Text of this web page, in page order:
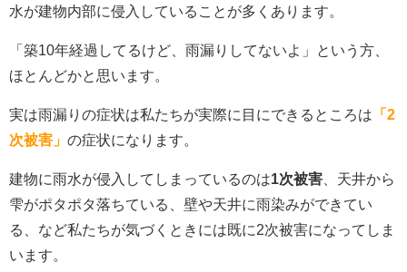
水が建物内部に侵入していることが多くあります。
「築10年経過してるけど、雨漏りしてないよ」という方、
ほとんどかと思います。
実は雨漏りの症状は私たちが実際に目にできるところは 「2
次被害」 の症状になります。
建物に雨水が侵入してしまっているのは1次被害 、天井から
雫がポタポタ落ちている、壁や天井に雨染みができてい
る、など私たちが気づくときには既に2次被害になってしま
います。